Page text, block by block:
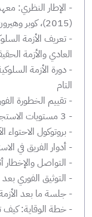
‏- الإطار النظري:
(2015)، كوبر وهيرون وهيوارد (2020)
‏- تعريف الأزمة
العادي والأزمة
‏- دورة الأزمة
التام
‏- تقييم الخطورة
‏- 3 مستويات الاستجابة المتدرّجة: متى كل مستوى وكيف يُطبَّق
‏- بروتوكول الاحتواء
‏- أدوار الفريق في
‏- التواصل والإخطار
‏- التوثيق الفوري
‏- جلسة ما بعد
‏- خطة الوقاية: كيف